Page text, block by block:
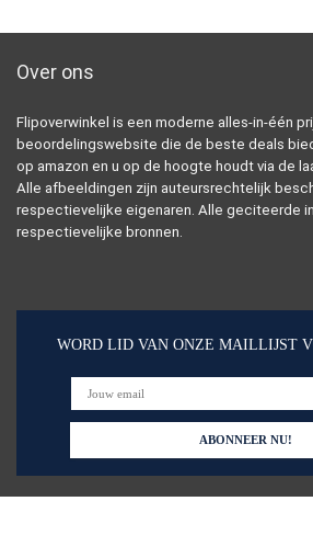
Over ons
Flipoverwinkel is een moderne alles-in-één
beoordelingswebsite die de beste deals
op amazon en u op de hoogte houdt via de
Alle afbeeldingen zijn auteursrechtelijk
respectievelijke eigenaren. Alle geciteerde
respectievelijke bronnen.
WORD LID VAN ONZE MAILLIJST